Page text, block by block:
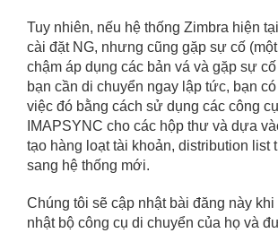
Tuy nhiên, nếu hệ thống Zimbra hiện
cài đặt NG, nhưng cũng gặp sự cố
chậm áp dụng các bản vá và gặp sự
bạn cần di chuyển ngay lập tức, bạn
việc đó bằng cách sử dụng các công
IMAPSYNC cho các hộp thư và dựa
tạo hàng loạt tài khoản, distribution list
sang hệ thống mới.
Chúng tôi sẽ cập nhật bài đăng này
nhật bộ công cụ di chuyển của họ và